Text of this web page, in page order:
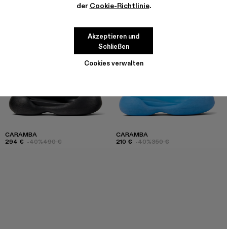
der Cookie-Richtlinie.
Cookies verwalten
Akzeptieren und
Schließen
CARAMBA
294 € -40%490 €
CARAMBA
210 € -40%350 €